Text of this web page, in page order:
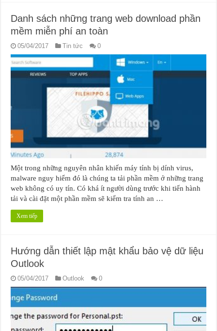
Danh sách những trang web download phần
mềm miễn phí an toàn
05/04/2017 Tin tức 0
Một trong những nguyên nhân khiến máy tính bị dính virus,
malware nguy hiểm đó là chúng ta tải phần mềm ở những trang
web không có uy tín. Có khá ít người dùng trước khi tiến hành
tải và cài đặt một phần mềm sẽ kiểm tra tính an …
Xem tiếp
Hướng dẫn thiết lập mật khẩu bảo vệ dữ liệu
Outlook
05/04/2017 Outlook 0